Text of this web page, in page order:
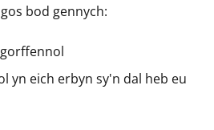
bod gennych:
yn eich erbyn sy'n dal heb eu